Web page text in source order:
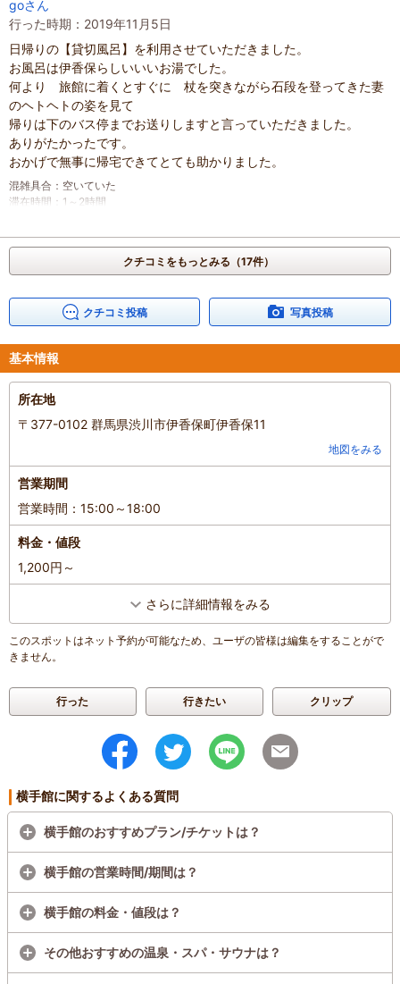
混雑具合：空いていた
滞在時間
： 1時間未満
人数：未設定
投稿日：2020年3月18日
goさん
行った時期：2019年11月5日
日帰りの【貸切風呂】を利用させていただきました。
お風呂は伊香保らしいいいお湯でした。
何より 旅館に着くとすぐに 杖を突きながら石段を登ってきた妻
のヘトヘトの姿を見て
帰りは下のバス停までお送りしますと言っていただきました。
ありがたかったです。
おかげで無事に帰宅できてとても助かりました。
混雑具合 ： 空いていた
滞在時間 ： 1～2時間
投稿日：2019年11月6日
クチコミをもっとみる（17件）
クチコミ投稿 写真投稿
基本情報
所在地
〒377-0102 群馬県渋川市伊香保町伊香保11
地図をみる
営業期間
営業時間：15:00～18:00
料金・値段
1,200円～
さらに詳細情報をみる
このスポットはネット予約が可能なため、ユーザの皆様は編集をすることがで
きません。
行った 行きたい クリップ
横手館に関するよくある質問
横手館のおすすめプラン/チケットは？
横手館の営業時間/期間は？
横手館の料金・値段は？
その他おすすめの温泉・スパ・サウナは？